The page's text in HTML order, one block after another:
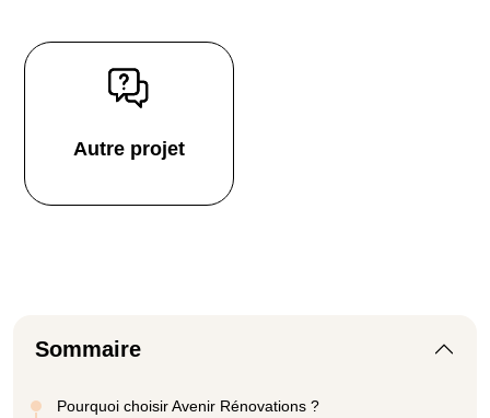
Autre projet
Sommaire
Pourquoi choisir Avenir Rénovations ?